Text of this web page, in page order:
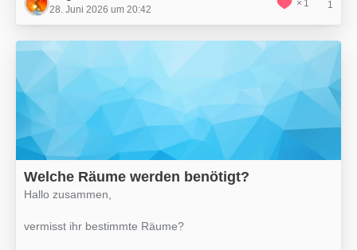
28. Juni 2026 um 20:42
1 1
Welche Räume werden benötigt?
Hallo zusammen,
vermisst ihr bestimmte Räume?